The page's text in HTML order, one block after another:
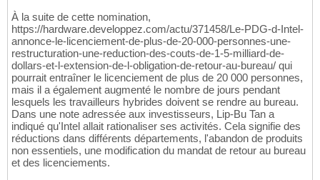
À la suite de cette nomination,
https://hardware.developpez.com/actu/371458/Le-PDG-d-Intel-
annonce-le-licenciement-de-plus-de-20-000-personnes-une-
restructuration-une-reduction-des-couts-de-1-5-milliard-de-
dollars-et-l-extension-de-l-obligation-de-retour-au-bureau/ qui
pourrait entraîner le licenciement de plus de 20 000 personnes,
mais il a également augmenté le nombre de jours pendant
lesquels les travailleurs hybrides doivent se rendre au bureau.
Dans une note adressée aux investisseurs, Lip-Bu Tan a
indiqué qu'Intel allait rationaliser ses activités. Cela signifie des
réductions dans différents départements, l'abandon de produits
non essentiels, une modification du mandat de retour au bureau
et des licenciements.